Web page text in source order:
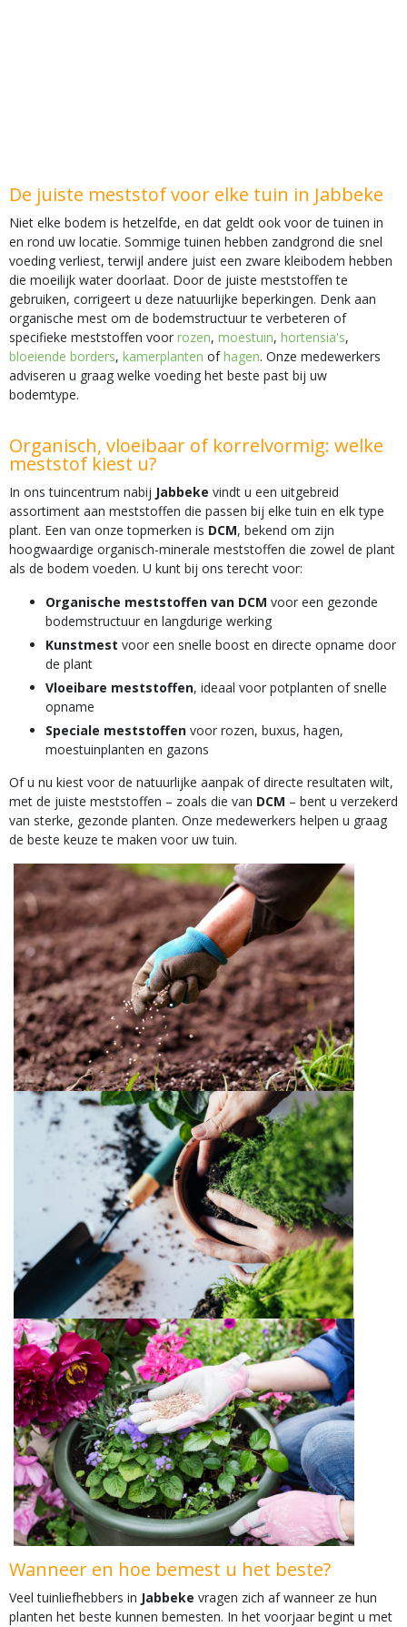
De juiste meststof voor elke tuin in Jabbeke
Niet elke bodem is hetzelfde, en dat geldt ook voor de tuinen in
en rond uw locatie. Sommige tuinen hebben zandgrond die snel
voeding verliest, terwijl andere juist een zware kleibodem hebben
die moeilijk water doorlaat. Door de juiste meststoffen te
gebruiken, corrigeert u deze natuurlijke beperkingen. Denk aan
organische mest om de bodemstructuur te verbeteren of
specifieke meststoffen voor rozen, moestuin, hortensia's,
bloeiende borders, kamerplanten ofhagen. Onze medewerkers
adviseren u graag welke voeding het beste past bij uw
bodemtype.
Organisch, vloeibaar of korrelvormig: welke
meststof kiest u?
In ons tuincentrum nabij Jabbeke vindt u een uitgebreid
assortiment aan meststoffen die passen bij elke tuin en elk type
plant. Een van onze topmerken is DCM, bekend om zijn
hoogwaardige organisch-minerale meststoffen die zowel de plant
als de bodem voeden. U kunt bij ons terecht voor:
Organische meststoffen van DCM voor een gezonde
bodemstructuur en langdurige werking
Kunstmest voor een snelle boost en directe opname door
de plant
Vloeibare meststoffen, ideaal voor potplanten of snelle
opname
Speciale meststoffen voor rozen, buxus, hagen,
moestuinplanten en gazons
Of u nu kiest voor de natuurlijke aanpak of directe resultaten wilt,
met de juiste meststoffen – zoals die van DCM – bent u verzekerd
van sterke, gezonde planten. Onze medewerkers helpen u graag
de beste keuze te maken voor uw tuin.
Wanneer en hoe bemest u het beste?
Veel tuinliefhebbers in Jabbeke vragen zich af wanneer ze hun
planten het beste kunnen bemesten. In het voorjaar begint u met